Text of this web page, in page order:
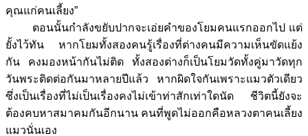
คุณแก่คนเลี้ยง”
ตอนนั้นกำลังขยับปากจะเอ่ยคำของโยมคนแรกออกไป แต่
ยั้งไว้ทัน หากโยมทั้งสองคนรู้เรื่องที่ต่างคนมีความเห็นขัดแย้ง
กัน คงมองหน้ากันไม่ติด ทั้งสองต่างก็เป็นโยมวัดทั้งคู่มาวัดทุก
วันพระติดต่อกันมาหลายปีแล้ว หากผิดใจกันเพราะแมวตัวเดียว
ซึ่งเป็นเรื่องที่ไม่เป็นเรื่องคงไม่เข้าท่าสักเท่าใดนัด ชีวิตนี้ยังจะ
ต้องคบหาสมาคมกันอีกนาน คนที่พูดไม่ออกคือหลวงตาคนเลี้ยง
แมวนั่นเอง